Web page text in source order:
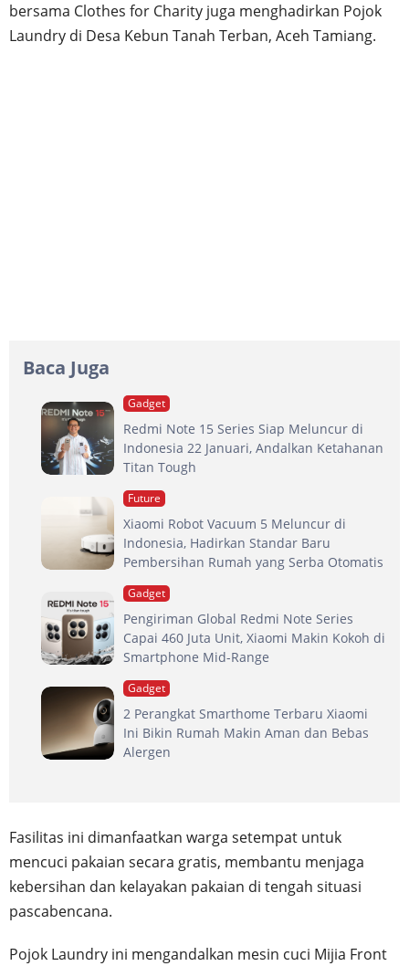
bersama Clothes for Charity juga menghadirkan Pojok
Laundry di Desa Kebun Tanah Terban, Aceh Tamiang.
Baca Juga
Gadget
Redmi Note 15 Series Siap Meluncur di
Indonesia 22 Januari, Andalkan Ketahanan
Titan Tough
Future
Xiaomi Robot Vacuum 5 Meluncur di
Indonesia, Hadirkan Standar Baru
Pembersihan Rumah yang Serba Otomatis
Gadget
Pengiriman Global Redmi Note Series
Capai 460 Juta Unit, Xiaomi Makin Kokoh di
Smartphone Mid-Range
Gadget
2 Perangkat Smarthome Terbaru Xiaomi
Ini Bikin Rumah Makin Aman dan Bebas
Alergen
Fasilitas ini dimanfaatkan warga setempat untuk
mencuci pakaian secara gratis, membantu menjaga
kebersihan dan kelayakan pakaian di tengah situasi
pascabencana.
Pojok Laundry ini mengandalkan mesin cuci Mijia Front